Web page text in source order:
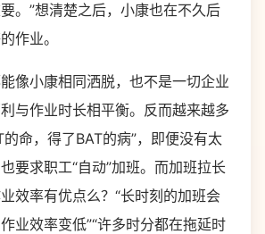
。”想清楚之后，小康也在不久后
作业。
像小康相同洒脱，也不是一切企业
与作业时长相平衡。反而越来越多
的命，得了BAT的病”，即便没有太
要求职工“自动”加班。而加班拉长
效率有优点么？“长时刻的加班会
业效率变低”“许多时分都在拖延时